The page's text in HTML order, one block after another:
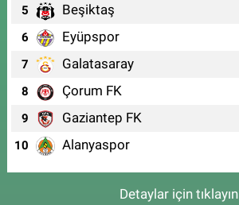
5 Beşiktaş
6 Eyüpspor
7 Galatasaray
8 Çorum FK
9 Gaziantep FK
10 Alanyaspor
Detaylar için tıklayın